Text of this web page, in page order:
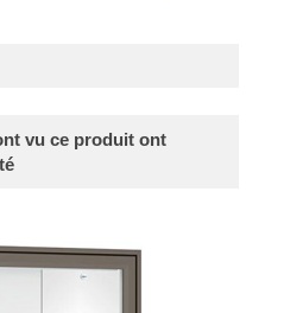
vu ce produit ont